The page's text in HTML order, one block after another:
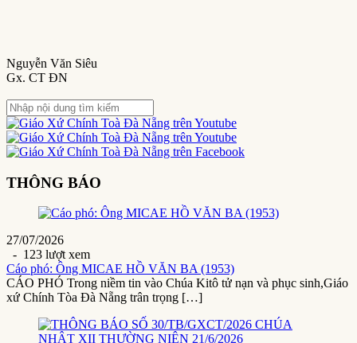
Nguyễn Văn Siêu
Gx. CT ĐN
THÔNG BÁO
27/07/2026
- 123 lượt xem
Cáo phó: Ông MICAE HỒ VĂN BA (1953)
CÁO PHÓ Trong niềm tin vào Chúa Kitô tử nạn và phục sinh,Giáo
xứ Chính Tòa Đà Nẵng trân trọng […]